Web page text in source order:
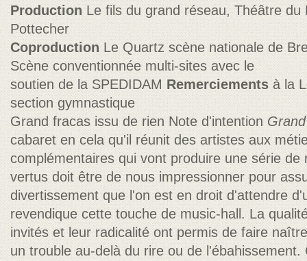
Production Le fils du grand réseau, Théâtre du
Pottecher
Coproduction Le Quartz scène nationale de
Scène conventionnée multi-sites avec le
soutien de la SPEDIDAMRemerciementsà la
section gymnastique
Grand fracas issu de rien Note d'intention
cabaret en cela qu'il réunit des artistes aux
complémentaires qui vont produire une série de
vertus doit être de nous impressionner pour
divertissement que l'on est en droit d'attendre
revendique cette touche de music-hall. La
invités et leur radicalité ont permis de faire
un trouble au-delà du rire ou de